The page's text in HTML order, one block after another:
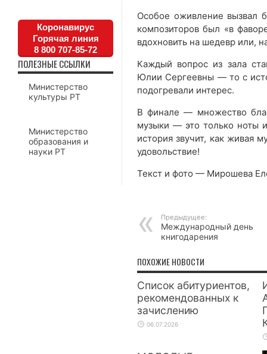
Особое оживление вызвал
композиторов был «в
вдохновить на шедевр или,
Каждый вопрос из зала
Юлии Сергеевны — то с
подогревали интерес.
В финале — множество
музыки — это только ноты
история звучит, как живая
удовольствие!
Текст и фото — Мирошева
Предыдущее:
Международный день
книгодарения
ПОХОЖИЕ НОВОСТИ
Список абитуриентов,
рекомендованных к
зачислению
06.07.2026
Коронавирус
Горячая линия
8 800 707-85-72
ПОЛЕЗНЫЕ ССЫЛКИ
Министерство
культуры РТ
Министерство
образования и
науки РТ